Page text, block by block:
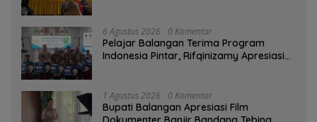
6 Agustus 2026 0 Komentar
Pelajar Balangan Terima Program
Indonesia Pintar, Rifqinizamy Apresiasi
1 Agustus 2026 0 Komentar
Bupati Balangan Apresiasi Film